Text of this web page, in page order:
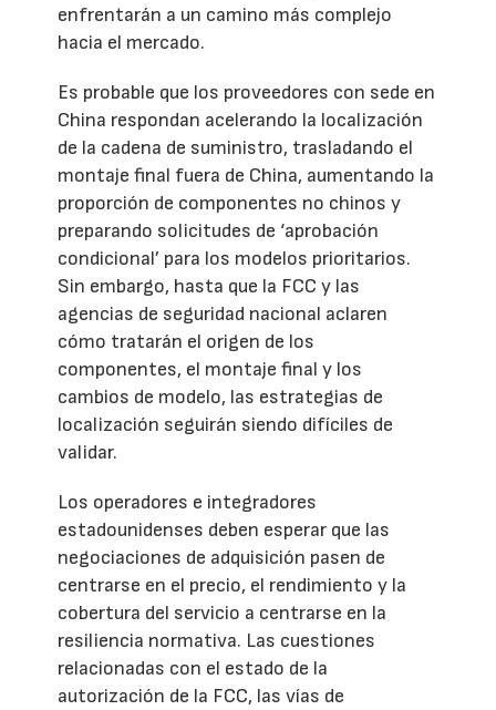
enfrentarán a un camino más complejo
hacia el mercado.
Es probable que los proveedores con sede en
China respondan acelerando la localización
de la cadena de suministro, trasladando el
montaje final fuera de China, aumentando la
proporción de componentes no chinos y
preparando solicitudes de ‘aprobación
condicional’ para los modelos prioritarios.
Sin embargo, hasta que la FCC y las
agencias de seguridad nacional aclaren
cómo tratarán el origen de los
componentes, el montaje final y los
cambios de modelo, las estrategias de
localización seguirán siendo difíciles de
validar.
Los operadores e integradores
estadounidenses deben esperar que las
negociaciones de adquisición pasen de
centrarse en el precio, el rendimiento y la
cobertura del servicio a centrarse en la
resiliencia normativa. Las cuestiones
relacionadas con el estado de la
autorización de la FCC, las vías de